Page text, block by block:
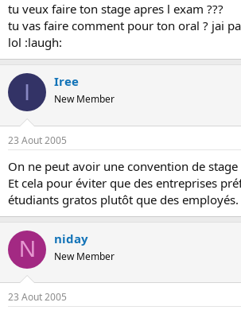
tu veux faire ton stage apres l exam ???
tu vas faire comment pour ton oral ? jai
lol :laugh:
I Iree
New Member
23 Aout 2005
On ne peut avoir une convention de
Et cela pour éviter que des entreprises
étudiants gratos plutôt que des employés.
N niday
New Member
23 Aout 2005